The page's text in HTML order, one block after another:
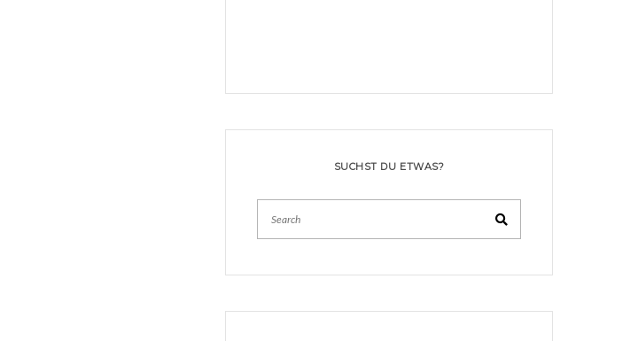
SUCHST DU ETWAS?